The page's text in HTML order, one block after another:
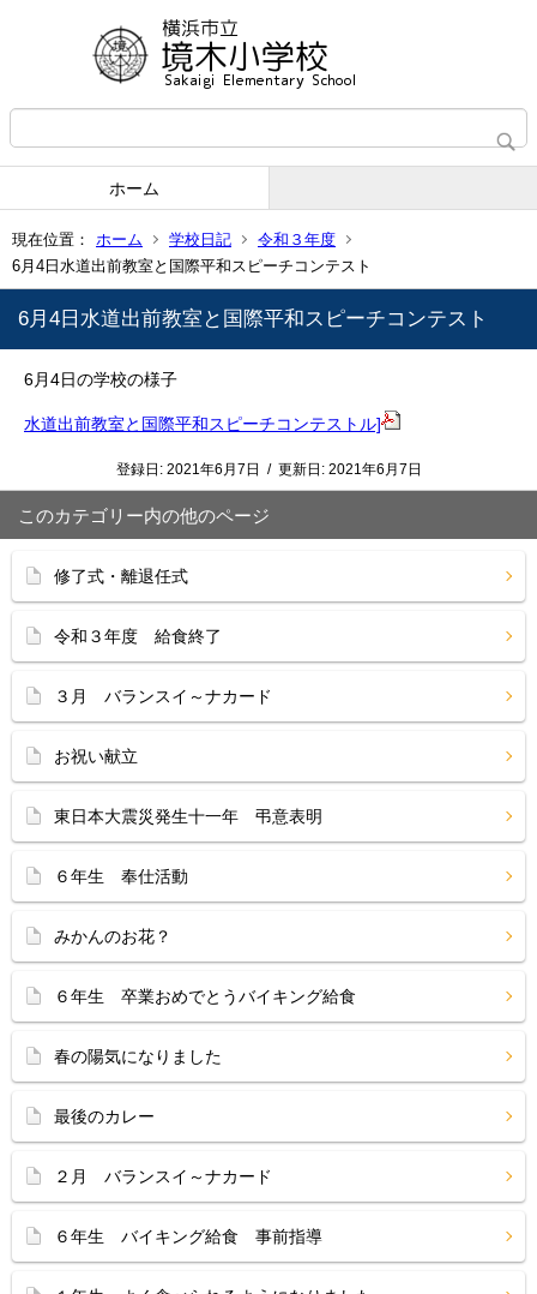
ホーム
現在位置： ホーム 学校日記
令和３年度
6月4日水道出前教室と国際平和スピーチコンテスト
6月4日水道出前教室と国際平和スピーチコンテスト
6月4日の学校の様子
水道出前教室と国際平和スピーチコンテストル]
登録日: 2021年6月7日 / 更新日: 2021年6月7日
このカテゴリー内の他のページ
修了式・離退任式
令和３年度 給食終了
３月 バランスイ～ナカード
お祝い献立
東日本大震災発生十一年 弔意表明
６年生 奉仕活動
みかんのお花？
６年生 卒業おめでとうバイキング給食
春の陽気になりました
最後のカレー
２月 バランスイ～ナカード
６年生 バイキング給食 事前指導